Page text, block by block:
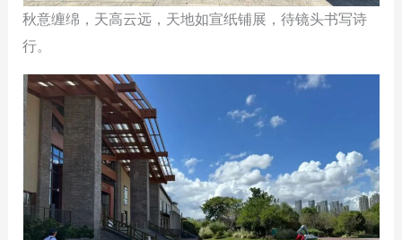
秋意缠绵，天高云远，天地如宣纸铺展，待镜头书写诗
行。